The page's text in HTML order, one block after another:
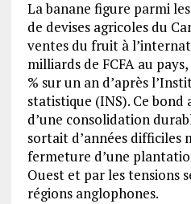
La banane figure parmi
de devises agricoles du
ventes du fruit à
milliards de FCFA au
% sur un an d’après
statistique (INS). Ce bond
d’une consolidation
sortait d’années difficiles
fermeture d’une
Ouest et par les tensions
régions anglophones.